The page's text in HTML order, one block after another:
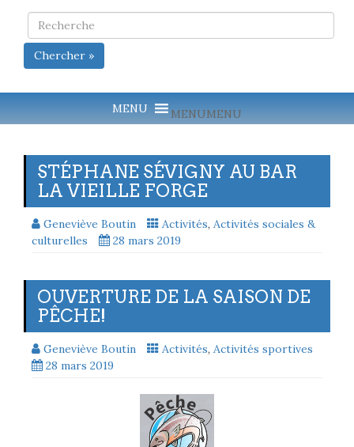
Chercher »
MENUMENU
STÉPHANE SÉVIGNY AU BAR
LA VIEILLE FORGE
Geneviève Boutin Activités, Activités sociales &
culturelles
28 mars 2019
OUVERTURE DE LA SAISON DE
PÊCHE!
Geneviève Boutin Activités, Activités sportives
28 mars 2019